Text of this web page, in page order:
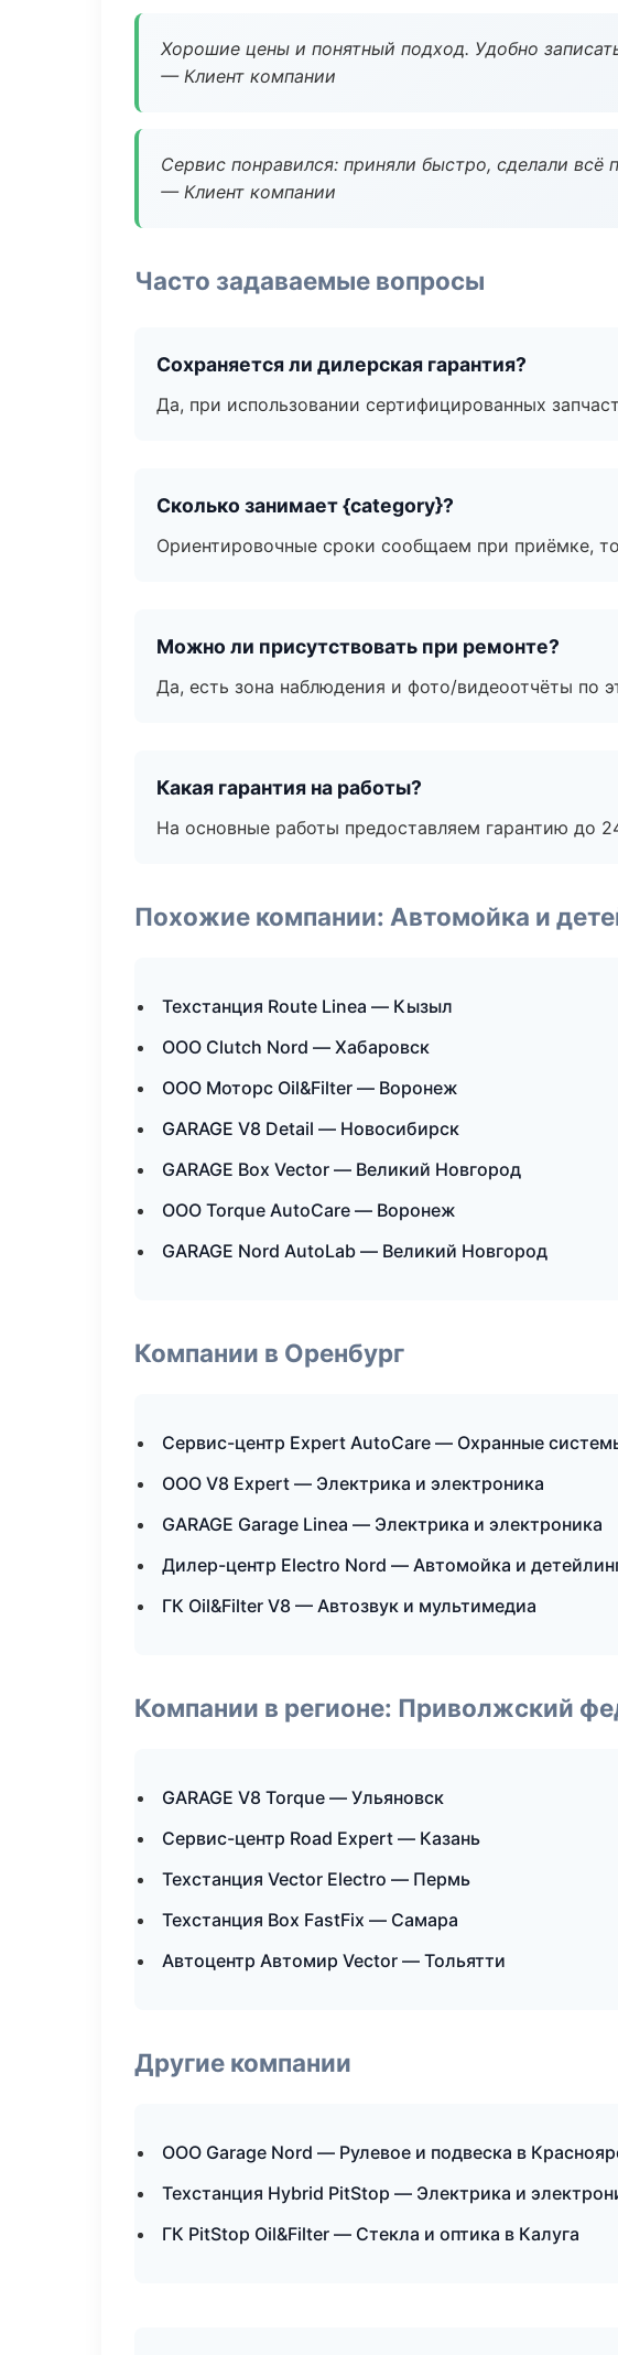
Хорошие цены и понятный подход. Удобно
— Клиент компании
Сервис понравился: приняли быстро, сделали всё
— Клиент компании
Часто задаваемые вопросы
Сохраняется ли дилерская гарантия?
Да, при использовании сертифицированных
Сколько занимает {category}?
Ориентировочные сроки сообщаем при приёмке,
Можно ли присутствовать при ремонте?
Да, есть зона наблюдения и фото/видеоотчёты по
Какая гарантия на работы?
На основные работы предоставляем гарантию до
Похожие компании: Автомойка и
Техстанция Route Linea — Кызыл
ООО Clutch Nord — Хабаровск
ООО Моторс Oil&Filter — Воронеж
GARAGE V8 Detail — Новосибирск
GARAGE Box Vector — Великий Новгород
ООО Torque AutoCare — Воронеж
GARAGE Nord AutoLab — Великий Новгород
Компании в Оренбург
Сервис-центр Expert AutoCare — Охранные
ООО V8 Expert — Электрика и электроника
GARAGE Garage Linea — Электрика и электроника
Дилер-центр Electro Nord — Автомойка и
ГК Oil&Filter V8 — Автозвук и мультимедиа
Компании в регионе: Приволжский
GARAGE V8 Torque — Ульяновск
Сервис-центр Road Expert — Казань
Техстанция Vector Electro — Пермь
Техстанция Box FastFix — Самара
Автоцентр Автомир Vector — Тольятти
Другие компании
ООО Garage Nord — Рулевое и подвеска в
Техстанция Hybrid PitStop — Электрика и
ГК PitStop Oil&Filter — Стекла и оптика в Калуга